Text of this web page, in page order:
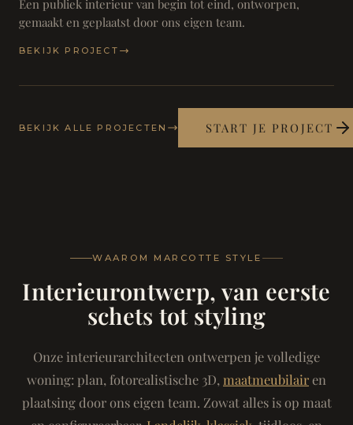
Een publiek interieur van begin tot eind, ontworpen,
gemaakt en geplaatst door ons eigen team.
BEKIJK PROJECT
BEKIJK ALLE PROJECTEN START JE PROJECT
WAAROM MARCOTTE STYLE
Interieurontwerp, van eerste
schets tot styling
Onze interieurarchitecten ontwerpen je volledige
woning: plan, fotorealistische 3D, maatmeubilairen
plaatsing door ons eigen team. Zowat alles is op maat